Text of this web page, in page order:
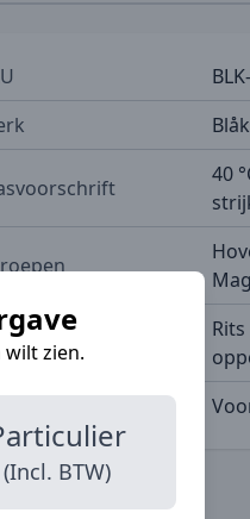
wilt zien.
(Incl. BTW)
40